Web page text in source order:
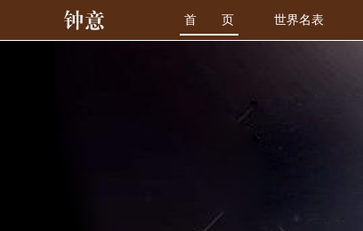
首 页 世界名表